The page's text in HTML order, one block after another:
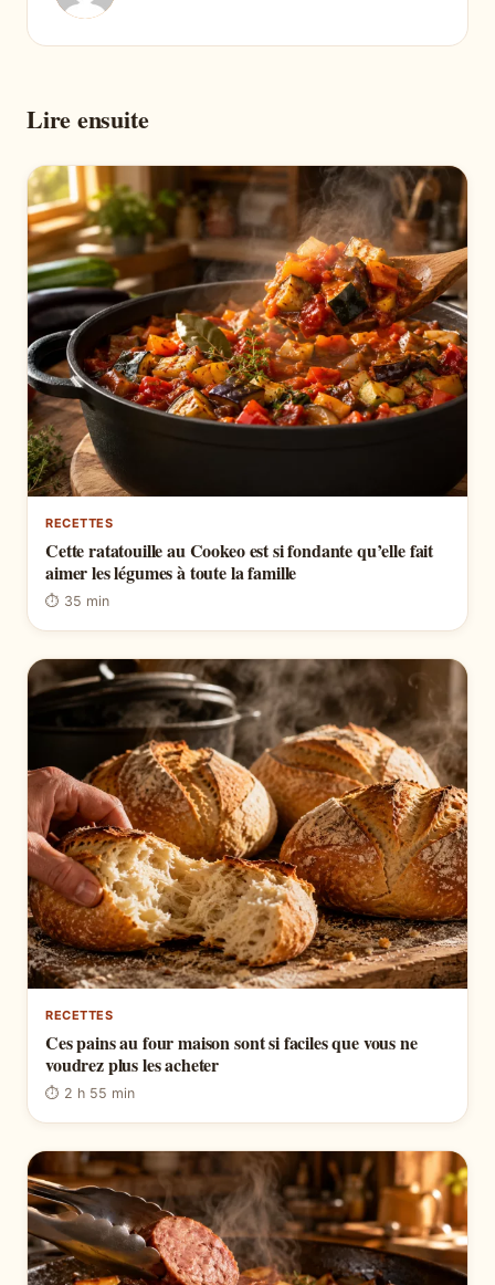
Lire ensuite
RECETTES
Cette ratatouille au Cookeo est si fondante qu’elle fait
aimer les légumes à toute la famille
⏱ 35 min
RECETTES
Ces pains au four maison sont si faciles que vous ne
voudrez plus les acheter
⏱ 2 h 55 min